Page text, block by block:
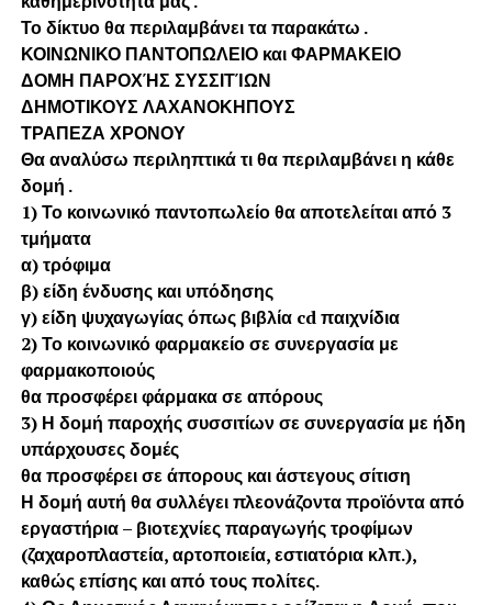
Το δίκτυο θα περιλαμβάνει τα παρακάτω .
ΚΟΙΝΩΝΙΚΟ ΠΑΝΤΟΠΩΛΕΙΟ και ΦΑΡΜΑΚΕΙΟ
ΔΟΜΗ ΠΑΡΟΧΉΣ ΣΥΣΣΙΤΊΩΝ
ΔΗΜΟΤΙΚΟΥΣ ΛΑΧΑΝΟΚΗΠΟΥΣ
ΤΡΑΠΕΖΑ ΧΡΟΝΟΥ
Θα αναλύσω περιληπτικά τι θα περιλαμβάνει η κάθε
δομή .
1) Το κοινωνικό παντοπωλείο θα αποτελείται από 3
τμήματα
α) τρόφιμα
β) είδη ένδυσης και υπόδησης
γ) είδη ψυχαγωγίας όπως βιβλία cd παιχνίδια
2) Το κοινωνικό φαρμακείο σε συνεργασία με
φαρμακοποιούς
θα προσφέρει φάρμακα σε απόρους
3) Η δομή παροχής συσσιτίων σε συνεργασία με ήδη
υπάρχουσες δομές
θα προσφέρει σε άπορους και άστεγους σίτιση
Η δομή αυτή θα συλλέγει πλεονάζοντα προϊόντα από
εργαστήρια – βιοτεχνίες παραγωγής τροφίμων
(ζαχαροπλαστεία, αρτοποιεία, εστιατόρια κλπ.),
καθώς επίσης και από τους πολίτες.